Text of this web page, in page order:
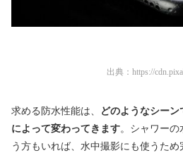
出典： https://
求める防水性能は、
どのようなシー
によって変わってきます。シャワーの
う方もいれば、水中撮影にも使うた